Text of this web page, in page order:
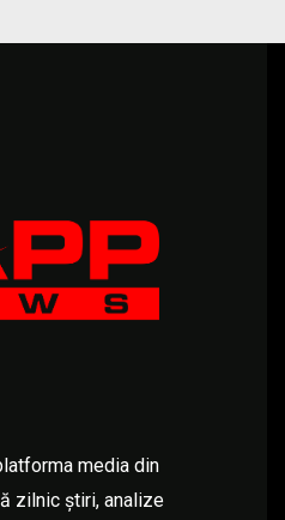
media din
zilnic știri, analize